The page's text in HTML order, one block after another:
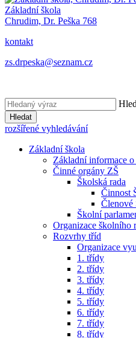
Základní škola
Chrudim, Dr. Peška 768
kontakt
zs.drpeska@seznam.cz
Hledat
rozšířené vyhledávání
Základní škola
Základní informace o
Činné orgány ZŠ
Školská rada
Činnost
Členové
Školní
Organizace školního
Rozvrhy tříd
Organizace
1. třídy
2. třídy
3. třídy
4. třídy
5. třídy
6. třídy
7. třídy
8. třídy